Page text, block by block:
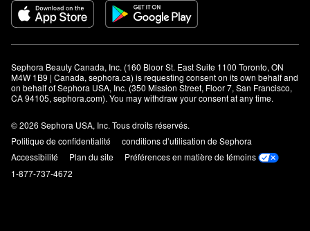
Sephora Beauty Canada, Inc. (160 Bloor St. East Suite 1100 Toronto, ON
M4W 1B9 | Canada, sephora.ca) is requesting consent on its own behalf and
on behalf of Sephora USA, Inc. (350 Mission Street, Floor 7, San Francisco,
CA 94105, sephora.com). You may withdraw your consent at any time.
© 2026 Sephora USA, Inc. Tous droits réservés.
Politique de confidentialité
conditions d’utilisation de Sephora
Accessibilité
Plan du site
Préférences en matière de témoins
1-877-737-4672